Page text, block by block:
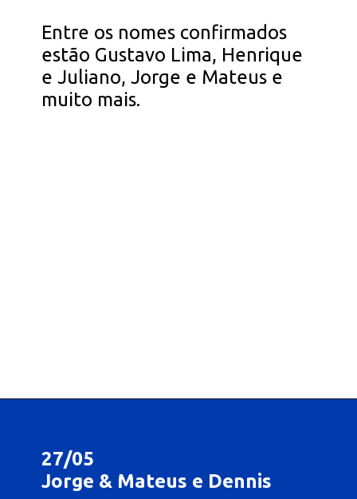
Entre os nomes confirmados
estão Gustavo Lima, Henrique
e Juliano, Jorge e Mateus e
muito mais.
27/05
Jorge & Mateus e Dennis